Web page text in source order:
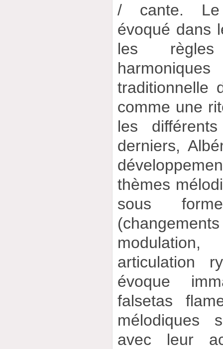
/ cante. Le
évoqué dans
les
traditionnelle
comme une
les
derniers,
thèmes
sous
articulation
évoque
falsetas
mélodiques
avec leur